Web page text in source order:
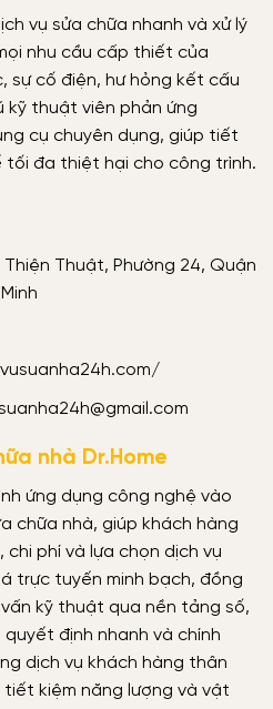
vụ sửa chữa nhanh và xử lý
nhu cầu cấp thiết của
sự cố điện, hư hỏng kết cấu
thuật viên phản ứng
cụ chuyên dụng, giúp tiết
tối đa thiệt hại cho công trình.
Thuật, Phường 24, Quận
nhà Dr.Home
ứng dụng công nghệ vào
chữa nhà, giúp khách hàng
phí và lựa chọn dịch vụ
trực tuyến minh bạch, đồng
kỹ thuật qua nền tảng số,
định nhanh và chính
dịch vụ khách hàng thân
kiệm năng lượng và vật